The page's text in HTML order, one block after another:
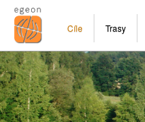
Cíle Trasy